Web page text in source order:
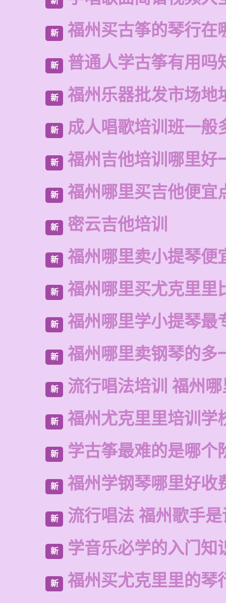
新 福州买古筝的琴行在
新 普通人学古筝有用吗
新 福州乐器批发市场地
新 成人唱歌培训班一般
新 福州吉他培训哪里好
新 福州哪里买吉他便宜
新 密云吉他培训
新 福州哪里卖小提琴便
新 福州哪里买尤克里里
新 福州哪里学小提琴最
新 福州哪里卖钢琴的多
新 流行唱法培训 福州
新 福州尤克里里培训学
新 学古筝最难的是哪个
新 福州学钢琴哪里好收
新 流行唱法 福州歌手
新 学音乐必学的入门知
新 福州买尤克里里的琴